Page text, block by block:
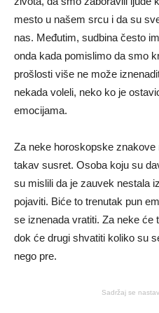
mesto u našem srcu i da su
nas. Međutim, sudbina često
onda kada pomislimo da smo
prošlosti više ne može
nekada voleli, neko ko je
emocijama.
Za neke horoskopske znakove
takav susret. Osoba koju su
su mislili da je zauvek nestala
pojaviti. Biće to trenutak pun
se iznenada vratiti. Za neke će
dok će drugi shvatiti koliko su
nego pre.
Sadržaj se